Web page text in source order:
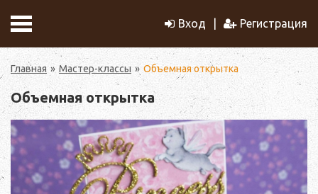
Вход Регистрация
Главная Мастер-классы Объемная открытка
Объемная открытка